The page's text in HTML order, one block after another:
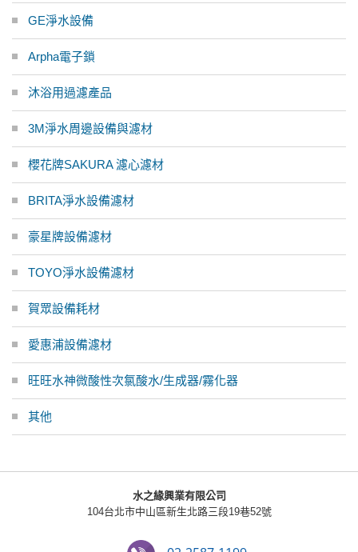
GE淨水設備
Arpha電子鎖
沐浴用過濾產品
3M淨水周邊設備與濾材
櫻花牌SAKURA 濾心濾材
BRITA淨水設備濾材
豪星牌設備濾材
TOYO淨水設備濾材
賀眾設備耗材
愛惠浦設備濾材
旺旺水神微酸性次氯酸水/生成器/霧化器
其他
水之緣興業有限公司
104台北市中山區新生北路三段19巷52號